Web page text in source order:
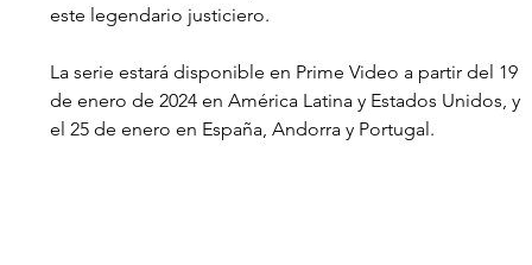
este legendario justiciero.
La serie estará disponible en Prime Video a partir del 19
de enero de 2024 en América Latina y Estados Unidos, y
el 25 de enero en España, Andorra y Portugal.